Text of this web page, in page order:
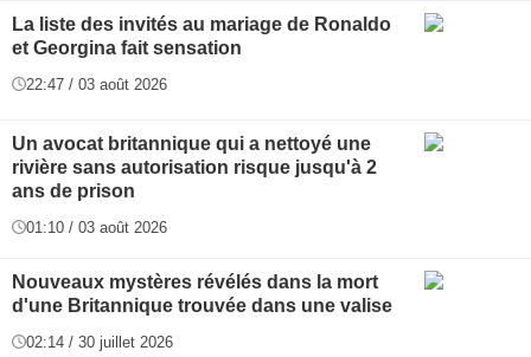
La liste des invités au mariage de Ronaldo
et Georgina fait sensation
22:47 / 03 août 2026
Un avocat britannique qui a nettoyé une
rivière sans autorisation risque jusqu'à 2
ans de prison
01:10 / 03 août 2026
Nouveaux mystères révélés dans la mort
d'une Britannique trouvée dans une valise
02:14 / 30 juillet 2026